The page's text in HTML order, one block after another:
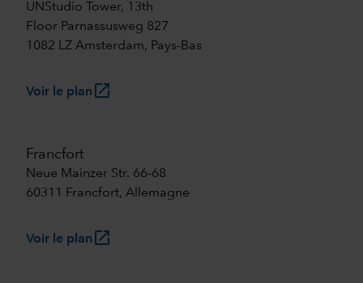
UNStudio Tower, 13th
Floor Parnassusweg 827
1082 LZ Amsterdam, Pays-Bas
Voir le plan launch
Francfort
Neue Mainzer Str. 66-68
60311 Francfort, Allemagne
Voir le plan launch